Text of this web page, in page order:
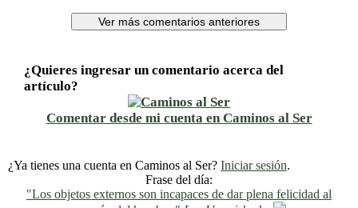
¿Quieres ingresar un comentario acerca del
artículo?
Comentar desde mi cuenta en Caminos al Ser
¿Ya tienes una cuenta en Caminos al Ser? Iniciar sesión.
Frase del día:
"Los objetos externos son incapaces de dar plena felicidad al